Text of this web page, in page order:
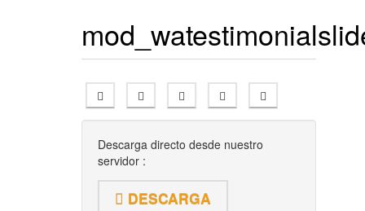
Descarga directo desde nuestro
servidor :
DESCARGA